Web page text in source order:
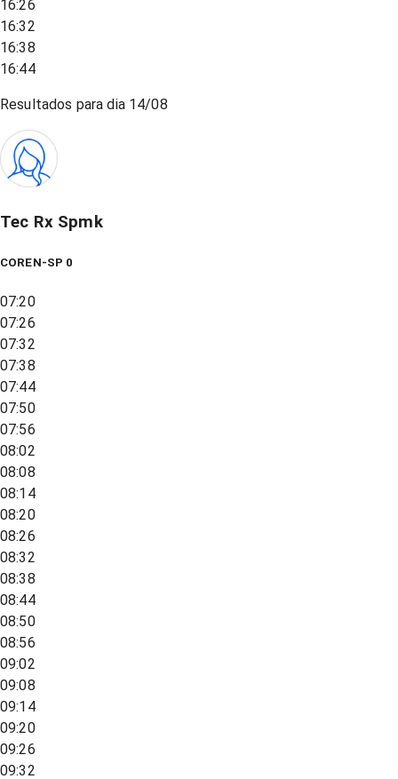
16:26
16:32
16:38
16:44
Resultados para dia 14/08
Tec Rx Spmk
COREN-SP 0
07:20
07:26
07:32
07:38
07:44
07:50
07:56
08:02
08:08
08:14
08:20
08:26
08:32
08:38
08:44
08:50
08:56
09:02
09:08
09:14
09:20
09:26
09:32